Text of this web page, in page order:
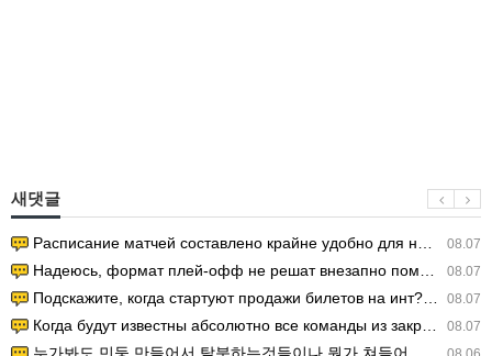
새댓글
08.07
Расписание матчей составлено крайне удобно для нашего часово…
08.07
Надеюсь, формат плей-офф не решат внезапно поменять. https:/…
08.07
Подскажите, когда стартуют продажи билетов на инт? https://g…
08.07
Когда будут известны абсолютно все команды из закрытых квали…
누가봐도 민둥 만들어서 탈북하는것들이나 뭔가 쳐들어오는 낌새를 미리 알아차리기 위함이지 저걸 전쟁준비라고 하…